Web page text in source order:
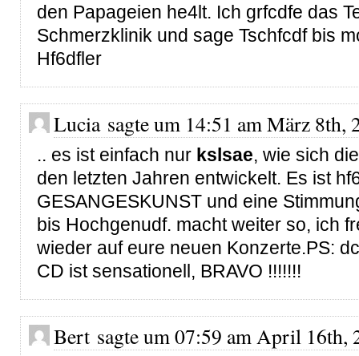
den Papageien he4lt. Ich grfcdfe das
Schmerzklinik und sage Tschfcdf bis
Hf6dfler
Lucia sagte um 14:51 am März 8th,
.. es ist einfach nur kslsae, wie sich
den letzten Jahren entwickelt. Es ist
GESANGESKUNST und eine
bis Hochgenudf. macht weiter so, ich
wieder auf eure neuen Konzerte.PS:
CD ist sensationell, BRAVO !!!!!!!
Bert sagte um 07:59 am April 16th,